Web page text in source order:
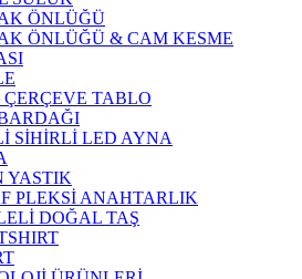
ÖNLÜĞÜ
ÖNLÜĞÜ & CAM KESME
TABLO
SİHİRLİ LED AYNA
YASTIK
PLEKSİ ANAHTARLIK
DOĞAL TAŞ